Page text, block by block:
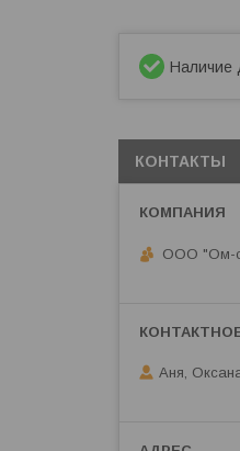
Наличие
КОНТАКТЫ
ООО "Ом-
Аня,